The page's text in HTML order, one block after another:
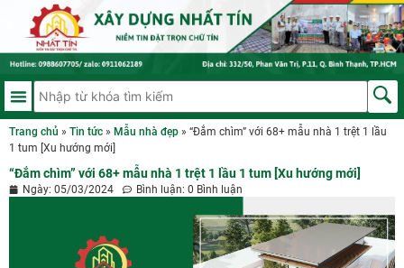
Trang chủ » Tin tức » Mẫu nhà đẹp » “Đắm chìm” với 68+ mẫu nhà 1 trệt 1 lầu
1 tum [Xu hướng mới]
“Đắm chìm” với 68+ mẫu nhà 1 trệt 1 lầu 1 tum [Xu hướng mới]
Ngày: 05/03/2024 Bình luận: 0 Bình luận